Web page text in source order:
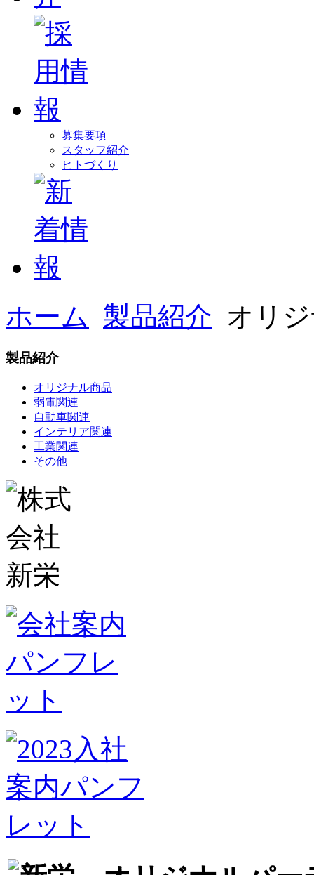
募集要項
スタッフ紹介
ヒトづくり
ホーム 製品紹介 オリ
製品紹介
オリジナル商品
弱電関連
自動車関連
インテリア関連
工業関連
その他